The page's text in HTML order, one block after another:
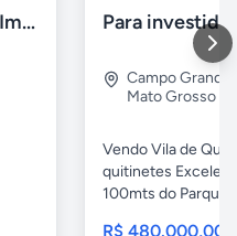
Imobiliária Josué Tartari Imóveis Louveira Vinhedo Para
Campo Grande
Mato Grosso
Vendo Vila de
quitinetes
100mts do
R$ 480.000,00